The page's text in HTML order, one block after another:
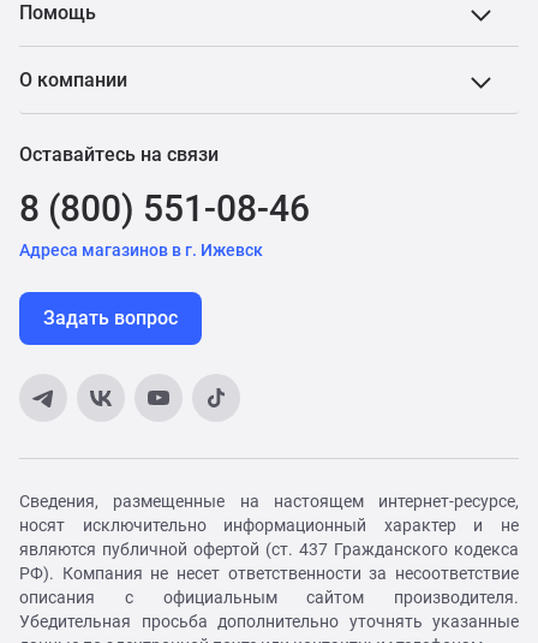
Помощь
О компании
Оставайтесь на связи
8 (800) 551-08-46
Адреса магазинов в г. Ижевск
Задать вопрос
Сведения, размещенные на настоящем интернет-ресурсе,
носят исключительно информационный характер и не
являются публичной офертой (ст. 437 Гражданского кодекса
РФ). Компания не несет ответственности за несоответствие
описания с официальным сайтом производителя.
Убедительная просьба дополнительно уточнять указанные